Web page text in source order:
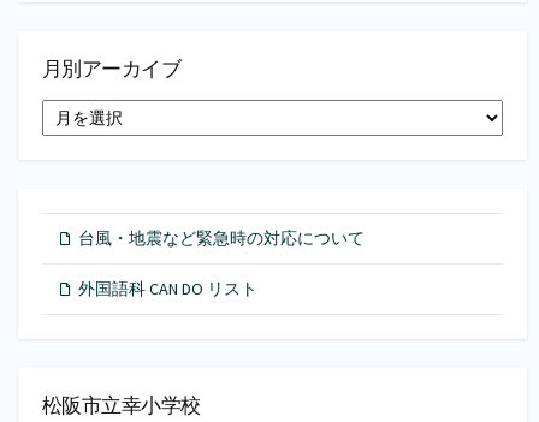
月別アーカイブ
別
台風・地震など緊急時の対応について
外国語科 CAN DO リスト
松阪市立幸小学校